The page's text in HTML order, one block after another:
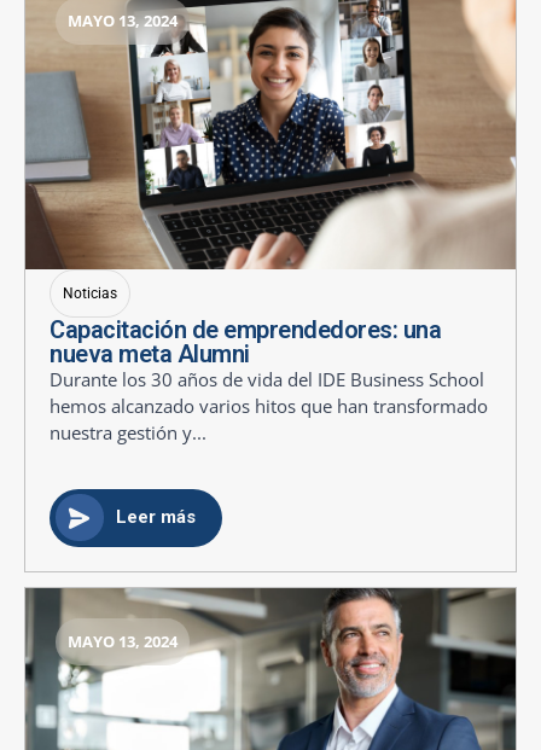
MAYO 13, 2024
Noticias
Capacitación de emprendedores: una
nueva meta Alumni
Durante los 30 años de vida del IDE Business School
hemos alcanzado varios hitos que han transformado
nuestra gestión y...
Leer más
MAYO 13, 2024